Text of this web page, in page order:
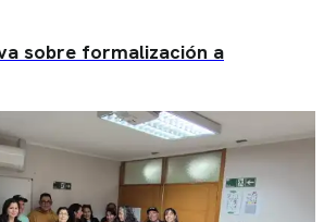
sobre formalización a